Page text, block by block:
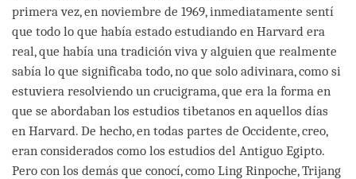
primera vez, en noviembre de 1969, inmediatamente sentí
que todo lo que había estado estudiando en Harvard era
real, que había una tradición viva y alguien que realmente
sabía lo que significaba todo, no que solo adivinara, como si
estuviera resolviendo un crucigrama, que era la forma en
que se abordaban los estudios tibetanos en aquellos días
en Harvard. De hecho, en todas partes de Occidente, creo,
eran considerados como los estudios del Antiguo Egipto.
Pero con los demás que conocí, como Ling Rinpoche, Trijang